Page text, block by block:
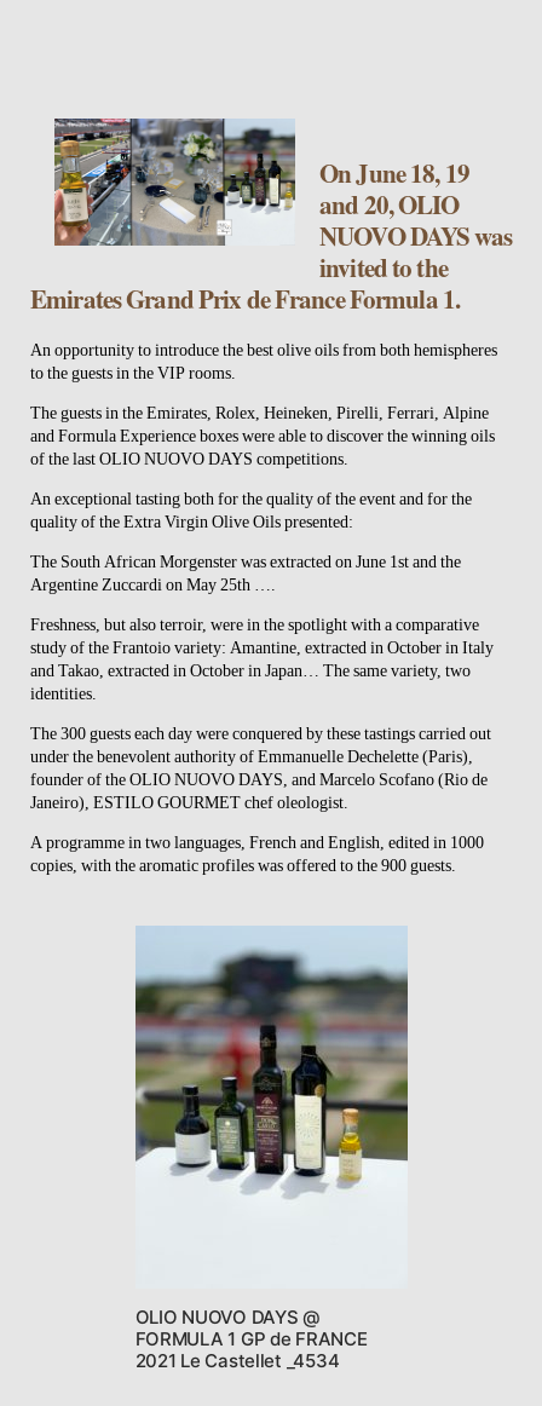
On June 18, 19
and 20, OLIO
NUOVO DAYS was
invited to the
Emirates Grand Prix de France Formula 1.
An opportunity to introduce the best olive oils from both hemispheres
to the guests in the VIP rooms.
The guests in the Emirates, Rolex, Heineken, Pirelli, Ferrari, Alpine
and Formula Experience boxes were able to discover the winning oils
of the last OLIO NUOVO DAYS competitions.
An exceptional tasting both for the quality of the event and for the
quality of the Extra Virgin Olive Oils presented:
The South African Morgenster was extracted on June 1st and the
Argentine Zuccardi on May 25th ….
Freshness, but also terroir, were in the spotlight with a comparative
study of the Frantoio variety: Amantine, extracted in October in Italy
and Takao, extracted in October in Japan… The same variety, two
identities.
The 300 guests each day were conquered by these tastings carried out
under the benevolent authority of Emmanuelle Dechelette (Paris),
founder of the OLIO NUOVO DAYS, and Marcelo Scofano (Rio de
Janeiro), ESTILO GOURMET chef oleologist.
A programme in two languages, French and English, edited in 1000
copies, with the aromatic profiles was offered to the 900 guests.
OLIO NUOVO DAYS @
FORMULA 1 GP de FRANCE
2021 Le Castellet _4534